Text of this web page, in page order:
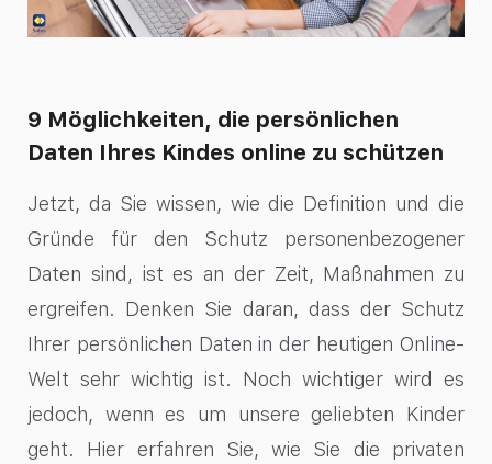
9 Möglichkeiten, die persönlichen
Daten Ihres Kindes online zu schützen
Jetzt, da Sie wissen, wie die Definition und die
Gründe für den Schutz personenbezogener
Daten sind, ist es an der Zeit, Maßnahmen zu
ergreifen. Denken Sie daran, dass der Schutz
Ihrer persönlichen Daten in der heutigen Online-
Welt sehr wichtig ist. Noch wichtiger wird es
jedoch, wenn es um unsere geliebten Kinder
geht. Hier erfahren Sie, wie Sie die privaten